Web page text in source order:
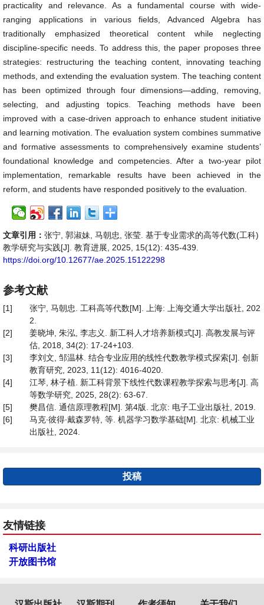
practicality and relevance. As a fundamental course with wide-
ranging applications in various fields, Advanced Algebra has
traditionally emphasized theoretical content while neglecting
discipline-specific needs. To address this, the paper proposes three
strategies: restructuring the teaching content, innovating teaching
methods, and extending the evaluation system. The teaching content
has been optimized through four dimensions—adding, removing,
selecting, and adjusting topics. Teaching methods have been
improved with a case-driven approach to enhance student initiative
and learning motivation. The evaluation system combines summative
and formative assessments to comprehensively examine students’
foundational knowledge and competencies. After a two-year pilot
implementation, remarkable results have been achieved in the
reform, and students have responded positively to the evaluation.
文章引用： 张宁, 郭淑妹, 马朝忠, 张莹. 基于专业需求的高等代数(工科)
教学研究与实践[J]. 教育进展, 2025, 15(12): 435-439.
https://doi.org/10.12677/ae.2025.15122298
参考文献
[1]
张宁, 马朝忠. 工科高等代数[M]. 上海: 上海交通大学出版社, 202
2.
[2]
姜晓坤, 朱泓, 李志义. 新工科人才培养新模式[J]. 高教发展与评
估, 2018, 34(2): 17-24+103.
[3]
李刘文, 邹温林. 结合专业应用的线性代数教学模式探索[J]. 创新
教育研究, 2023, 11(12): 4016-4020.
[4]
江琴, 林子植. 新工科背景下线性代数课程教学探索与思考[J]. 高
等数学研究, 2025, 28(2): 63-67.
[5]
樊昌信. 通信原理教程[M]. 第4版. 北京: 电子工业出版社, 2019.
[6]
马克∙彼得∙戴森罗特, 等. 机器学习数学基础[M]. 北京: 机械工业
出版社, 2024.
投稿
友情链接
科研出版社
开放图书馆